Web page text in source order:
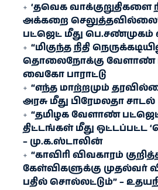
‘தவெக வாக்குறுதிகளை
அக்கறை
பட்ஜெட் மீது பெ.சண்முகம்
“மிகுந்த நிதி
தொலைநோக்கு வேளாண்
வைகோ பாராட்டு
“எந்த மாற்றமும்
அரசு மீது பிரேமலதா சாடல்
“தமிழக வேளாண் பட்ஜெட்
திட்டங்கள் மீது ஒட்டப்பட்ட
– மு.க.ஸ்டாலின்
“காவிரி விவகாரம்
கேள்விகளுக்கு முதல்வர்
பதில் சொல்லட்டும்” –